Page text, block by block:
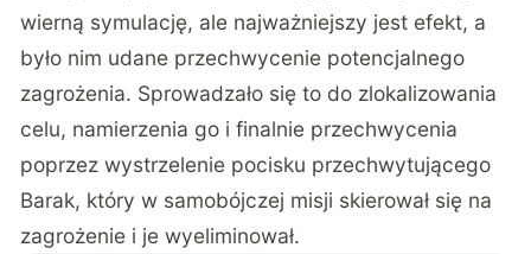
wierną symulację, ale najważniejszy jest efekt, a
było nim udane przechwycenie potencjalnego
zagrożenia. Sprowadzało się to do zlokalizowania
celu, namierzenia go i finalnie przechwycenia
poprzez wystrzelenie pocisku przechwytującego
Barak, który w samobójczej misji skierował się na
zagrożenie i je wyeliminował.